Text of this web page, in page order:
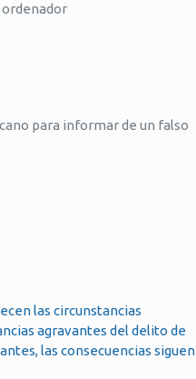
ordenador
para informar de un falso
las circunstancias
agravantes del delito de
las consecuencias siguen